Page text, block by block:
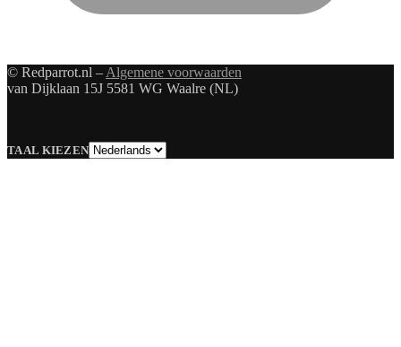
© Redparrot.nl – Algemene voorwaarden
van Dijklaan 15J 5581 WG Waalre (NL)
TAAL KIEZENTaal